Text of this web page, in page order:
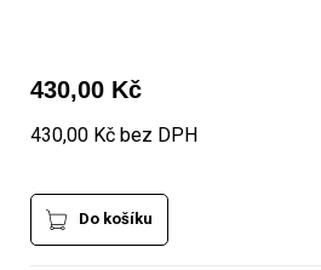
430,00 Kč
430,00 Kč bez DPH
Do košíku